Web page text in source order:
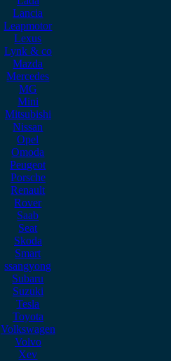
Lancia
Leapmotor
Lexus
Lynk & co
Mazda
Mercedes
MG
Mini
Mitsubishi
Nissan
Opel
Omoda
Peugeot
Porsche
Renault
Rover
Saab
Seat
Skoda
Smart
ssangyong
Subaru
Suzuki
Tesla
Toyota
Volkswagen
Volvo
Xev